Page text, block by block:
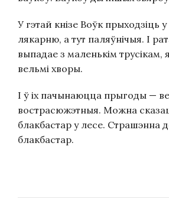
У гэтай кнізе Воўк прыходзіць
лякарню, а тут паляўнічыя. І
выпадае з маленькім трусікам,
вельмі хворы.
І ў іх пачынаюцца прыгоды —
вострасюжэтныя. Можна
блакбастар у лесе. Страшэнна
блакбастар.